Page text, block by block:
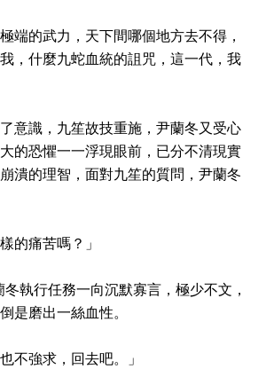
端的武力，天下間哪個地方去不得，
，什麼九蛇血統的詛咒，這一代，我
意識，九笙故技重施，尹蘭冬又受心
的恐懼一一浮現眼前，已分不清現實
潰的理智，面對九笙的質問，尹蘭冬
的痛苦嗎？」
冬執行任務一向沉默寡言，極少不文，
是磨出一絲血性。
不強求，回去吧。」